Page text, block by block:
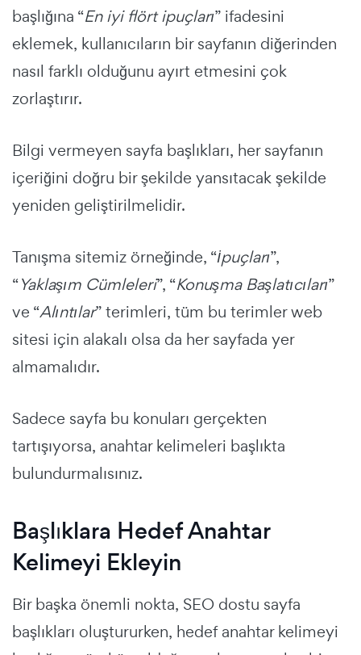
başlığına “En iyi flört ipuçları” ifadesini
eklemek, kullanıcıların bir sayfanın diğerinden
nasıl farklı olduğunu ayırt etmesini çok
zorlaştırır.
Bilgi vermeyen sayfa başlıkları, her sayfanın
içeriğini doğru bir şekilde yansıtacak şekilde
yeniden geliştirilmelidir.
Tanışma sitemiz örneğinde, “İpuçları”,
“Yaklaşım Cümleleri”, “Konuşma Başlatıcıları”
ve “Alıntılar” terimleri, tüm bu terimler web
sitesi için alakalı olsa da her sayfada yer
almamalıdır.
Sadece sayfa bu konuları gerçekten
tartışıyorsa, anahtar kelimeleri başlıkta
bulundurmalısınız.
Başlıklara Hedef Anahtar
Kelimeyi Ekleyin
Bir başka önemli nokta, SEO dostu sayfa
başlıkları oluştururken, hedef anahtar kelimeyi